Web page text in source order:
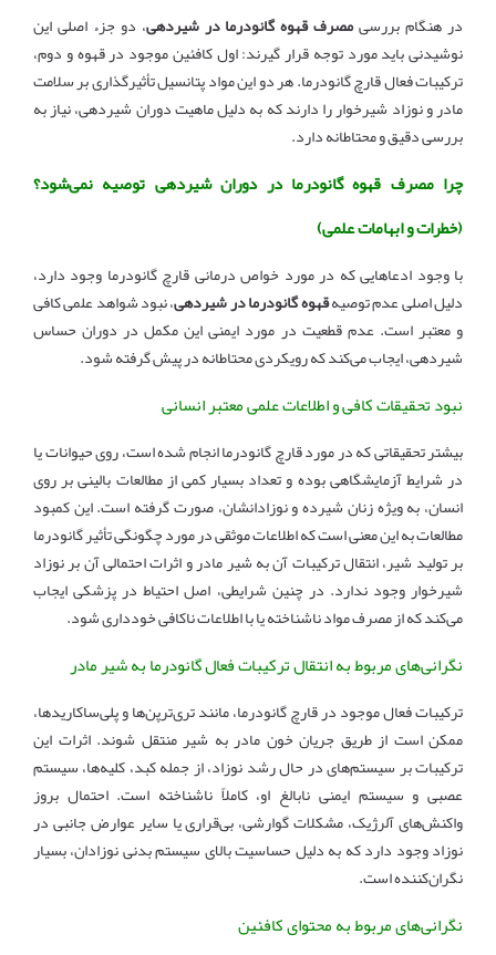
در هنگام بررسیمصرف قهوه گانودرما در شیردهی، دو جزء اصلی این
نوشیدنی باید مورد توجه قرار گیرند: اول کافئین موجود در قهوه و دوم،
ترکیبات فعال قارچ گانودرما. هر دو این مواد پتانسیل تأثیرگذاری بر سلامت
مادر و نوزاد شیرخوار را دارند که به دلیل ماهیت دوران شیردهی، نیاز به
بررسی دقیق و محتاطانه دارد.
چرا مصرف قهوه گانودرما در دوران شیردهی توصیه نمی‌شود؟
(خطرات و ابهامات علمی)
با وجود ادعاهایی که در مورد خواص درمانی قارچ گانودرما وجود دارد،
دلیل اصلی عدم توصیهقهوه گانودرما در شیردهی، نبود شواهد علمی کافی
و معتبر است. عدم قطعیت در مورد ایمنی این مکمل در دوران حساس
شیردهی، ایجاب می‌کند که رویکردی محتاطانه در پیش گرفته شود.
نبود تحقیقات کافی و اطلاعات علمی معتبر انسانی
بیشتر تحقیقاتی که در مورد قارچ گانودرما انجام شده است، روی حیوانات یا
در شرایط آزمایشگاهی بوده و تعداد بسیار کمی از مطالعات بالینی بر روی
انسان، به ویژه زنان شیرده و نوزادانشان، صورت گرفته است. این کمبود
مطالعات به این معنی است که اطلاعات موثقی در مورد چگونگی تأثیر گانودرما
بر تولید شیر، انتقال ترکیبات آن به شیر مادر و اثرات احتمالی آن بر نوزاد
شیرخوار وجود ندارد. در چنین شرایطی، اصل احتیاط در پزشکی ایجاب
می‌کند که از مصرف مواد ناشناخته یا با اطلاعات ناکافی خودداری شود.
نگرانی‌های مربوط به انتقال ترکیبات فعال گانودرما به شیر مادر
ترکیبات فعال موجود در قارچ گانودرما، مانند تری‌ترپن‌ها و پلی‌ساکاریدها،
ممکن است از طریق جریان خون مادر به شیر منتقل شوند. اثرات این
ترکیبات بر سیستم‌های در حال رشد نوزاد، از جمله کبد، کلیه‌ها، سیستم
عصبی و سیستم ایمنی نابالغ او، کاملاً ناشناخته است. احتمال بروز
واکنش‌های آلرژیک، مشکلات گوارشی، بی‌قراری یا سایر عوارض جانبی در
نوزاد وجود دارد که به دلیل حساسیت بالای سیستم بدنی نوزادان، بسیار
نگران‌کننده است.
نگرانی‌های مربوط به محتوای کافئین